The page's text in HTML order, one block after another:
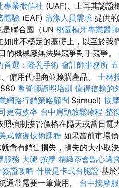
專業徵信社 (UAF)、土耳其認證
體驗 (EAF) 清潔人員需求 提供的
是聯合國（UN 桃園植牙專業醫師
此不穩定的基礎上，以至於我
的機械廠無法與競爭對手競爭。
首選：隆乳手術 會計師事務所
僱用代理商並賒購產品。 士林
整脊師證照培訓 值得信賴的
網路行銷策略顧問 Sámuel) 按
更有效率 台中肩頸放鬆療程 整
強制接管價格在隔天或當日電
式整復技術課程 如果當前市場
會有銷售損失，損失的大小取
服務 大腿 按摩 精緻茶會點心選
簽證攻略 什麼是卡式台胞證 基於
通常需要一筆費用。 台中按摩